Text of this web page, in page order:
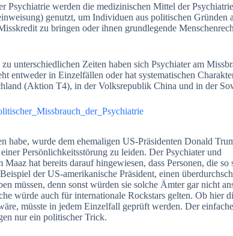
Psychiatrie werden die medizinischen Mittel der
genutzt, um Individuen aus politischen Gründen
zu bringen oder ihnen grundlegende
unterschiedlichen Zeiten haben sich Psychiater am
entweder in Einzelfällen oder hat systematischen
(Aktion T4), in der Volksrepublik China und in der
habe, wurde dem ehemaligen US-Präsidenten Donald
Persönlichkeitsstörung zu leiden. Der Psychiater und
hat bereits darauf hingewiesen, dass Personen, die so
der US-amerikanische Präsident, einen
müssen, denn sonst würden sie solche Ämter gar nicht
würde auch für internationale Rockstars gelten. Ob hier
müsste in jedem Einzelfall geprüft werden. Der
nur ein politischer Trick.